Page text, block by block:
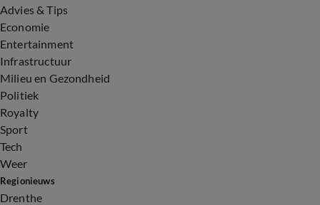
Advies & Tips
Economie
Entertainment
Infrastructuur
Milieu en Gezondheid
Politiek
Royalty
Sport
Tech
Weer
Regionieuws
Drenthe